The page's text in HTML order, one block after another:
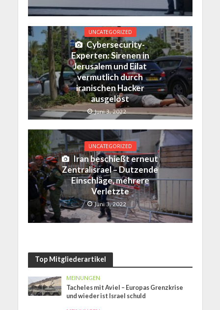
UNCATEGORIZED
Cybersecurity-
Experten: Sirenen in
Jerusalem und Eilat
vermutlich durch
iranischen Hacker
ausgelöst
Juni 3, 2022
UNCATEGORIZED
Iran beschießt erneut
Zentralisrael – Dutzende
Einschläge, mehrere
Verletzte
Juni 3, 2022
Top Mitgliederartikel
MEINUNGEN
Tacheles mit Aviel – Europas Grenzkrise
und wieder ist Israel schuld